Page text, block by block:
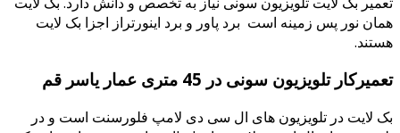
نور پس زمینه است برد پاور و برد اینورتراز اجزا بک لایت
تلویزیون سونی در 45 متری عمار یاسر قم
لایت در تلویزیون های ال سی دی لامپ فلورسنت است و در